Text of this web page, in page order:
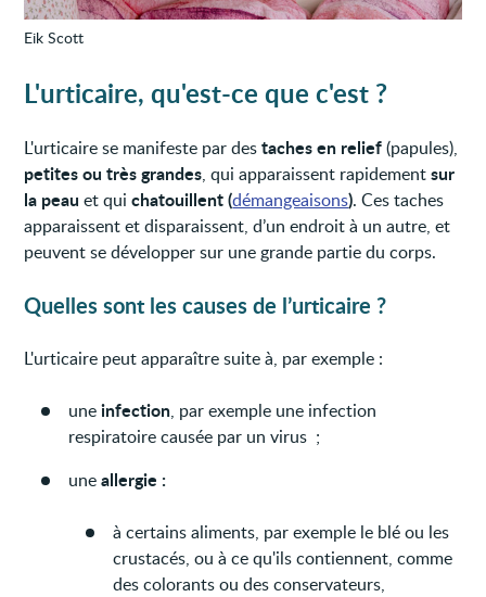
Eik Scott
L'urticaire, qu'est-ce que c'est ?
L'urticaire se manifeste par destaches en relief(papules),
petites ou très grandes, qui apparaissent rapidementsur
la peau et quichatouillent (démangeaisons). Ces taches
apparaissent et disparaissent, d’un endroit à un autre, et
peuvent se développer sur une grande partie du corps.
Quelles sont les causes de l’urticaire ?
L'urticaire peut apparaître suite à, par exemple :
uneinfection, par exemple une infection
respiratoire causée par un virus ;
uneallergie :
à certains aliments, par exemple le blé ou les
crustacés, ou à ce qu'ils contiennent, comme
des colorants ou des conservateurs,